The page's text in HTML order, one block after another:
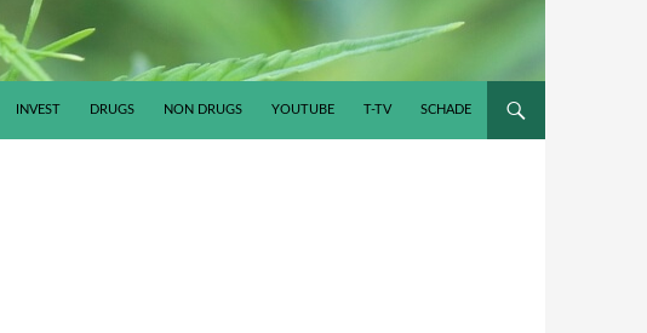
INVEST DRUGS NON DRUGS YOUTUBE T-TV SCHADE